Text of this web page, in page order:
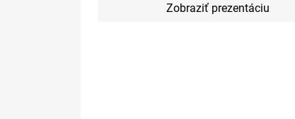
Zobraziť prezentáciu